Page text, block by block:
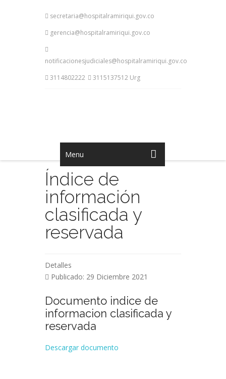
secretaria@hospitalramiriqui.gov.co
gerencia@hospitalramiriqui.gov.co
notificacionesjudiciales@hospitalramiriqui.gov.co
3114802222
3115137512 Urg
Menu
Índice de
información
clasificada y
reservada
Detalles
Publicado: 29 Diciembre 2021
Documento indice de
informacion clasificada y
reservada
Descargar documento